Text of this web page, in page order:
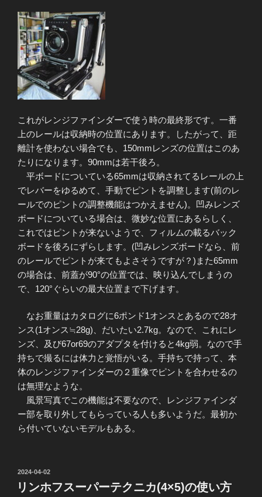
これがレンジファインダーで使う時の最終形です。一番
上のレールは収納時の位置にあります。したがって、距
離計を使わない場合でも、150mmレンズの位置はこのあ
たりになります。90mmは若干後ろ。
平ボードについている65mmは収納されてるレールの上
でレバーをゆるめて、手動でピントを調整します(前のレ
ールでのピントの調整機能はつかえません)。凹みレンズ
ボードについている場合は、微妙な位置にあるらしく、
これではピントが来ないようで、フィルムの載るバック
ボードを後ろにずらします。(凹みレンズボードなら、前
のレールでピントが来てもよさそうですが？)また65mm
の場合は、前蓋が90°の位置では、映り込んでしまうの
で、120°ぐらいの最大位置まで下げます。
なお重量はカタログに6ポンド1オンスとあるので28オ
ンス(1オンス≒28g)、だいたい2.7kg。なので、これにレ
ンズ、及び67or69のアダプタを付けると4kg弱。なので手
持ちで撮るには体力と覚悟がいる。手持ちで持って、本
体のレンジファインダーの２重像でピントを合わせるの
は無理なような。
風景写真でこの機能は不要なので、レンジファインダ
ー部を取り外してもらっている人も多いようだ。最初か
ら付いていないモデルもある。
投
稿
日:
2024-04-02
リンホフスーパーテクニカ(4×5)の使い方